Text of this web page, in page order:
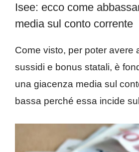
Isee: ecco come
media sul conto corrente
Come visto, per poter avere
sussidi e bonus statali, è
una giacenza media sul
bassa perché essa incide